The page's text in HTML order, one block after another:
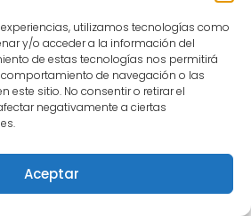
utilizamos tecnologías como
y/o acceder a la información del
de estas tecnologías nos permitirá
de navegación o las
este sitio. No consentir o retirar el
negativamente a ciertas
Aceptar